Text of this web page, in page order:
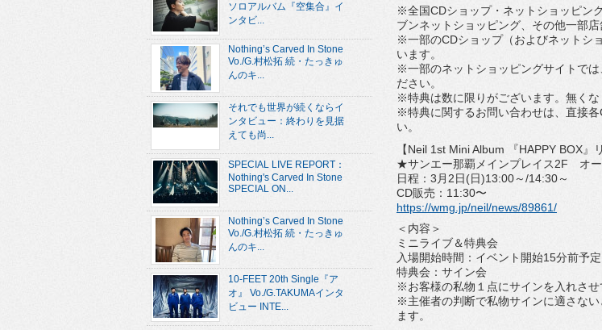
※全国CDショップ・ネットショッピン
ブンネットショッピング、その他一部店
※一部のCDショップ（およびネットシ
います。
※一部のネットショッピングサイトでは
ださい。
※特典は数に限りがございます。 無くな
※特典に関するお問い合わせは、直接各
い。
【Neil 1st Mini Album 『HAPPY BOX』
★サンエー那覇メインプレイス2F オ
日程：3月2日(日)13:00～/14:30～
CD販売：11:30〜
https://wmg.jp/neil/news/89861/
＜内容＞
ミニライブ＆特典会
入場開始時間：イベント開始15分前予定
特典会：サイン会
※お客様の私物１点にサインを入れさせ
※主催者の判断で私物サインに適さな
ます。
ソロアルバム『空集合』イ
ンタビ...
Nothing’s Carved In Stone
Vo./G.村松拓 続・たっきゅ
んのキ...
それでも世界が続くならイ
ンタビュー：終わりを見据
えても尚...
SPECIAL LIVE REPORT：
Nothing's Carved In Stone
SPECIAL ON...
Nothing’s Carved In Stone
Vo./G.村松拓 続・たっきゅ
んのキ...
10-FEET 20th Single『ア
オ』 Vo./G.TAKUMAインタ
ビュー INTE...